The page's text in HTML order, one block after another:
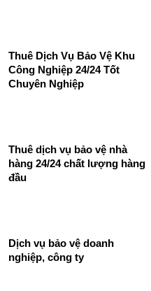
Thuê Dịch Vụ Bảo Vệ Khu
Công Nghiệp 24/24 Tốt
Chuyên Nghiệp
Thuê dịch vụ bảo vệ nhà
hàng 24/24 chất lượng hàng
đầu
Dịch vụ bảo vệ doanh
nghiệp, công ty